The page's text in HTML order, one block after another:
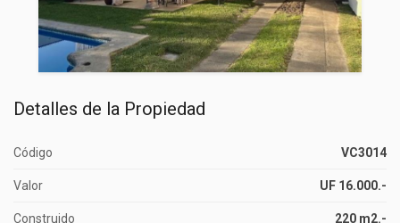
Detalles de la Propiedad
Código VC3014
Valor UF 16.000.-
Construido 220 m2.-